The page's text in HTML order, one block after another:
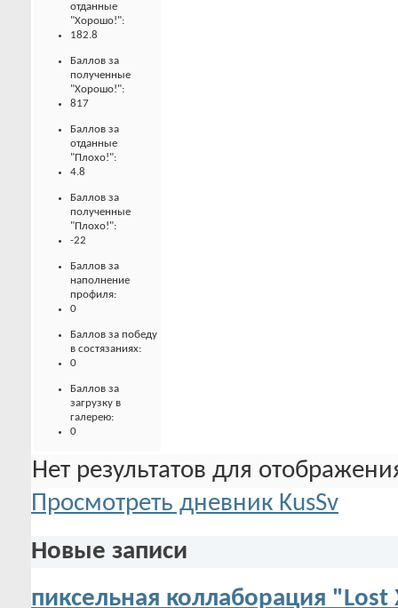
отданные
"Хорошо!":
182.8
Баллов за
полученные
"Хорошо!":
817
Баллов за
отданные
"Плохо!":
4.8
Баллов за
полученные
"Плохо!":
-22
Баллов за
наполнение
профиля:
0
Баллов за победу
в состязаниях:
0
Баллов за
загрузку в
галерею:
0
Нет результатов для
Просмотреть дневник KusSv
Новые записи
пиксельная коллаборация